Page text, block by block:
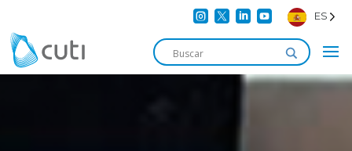
    ES